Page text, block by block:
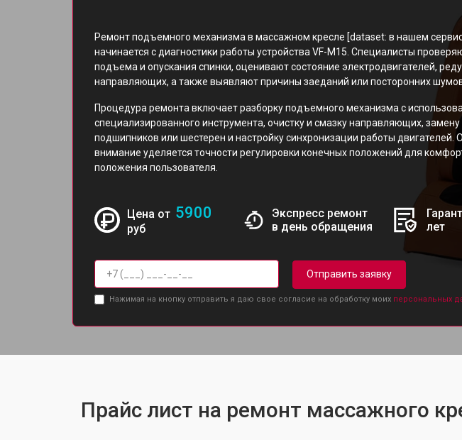
Ремонт подъемного механизма в массажном кресле [dataset: в нашем
начинается с диагностики работы устройства VF-M15. Специалисты
подъема и опускания спинки, оценивают состояние электродвигателей,
направляющих, а также выявляют причины заеданий или посторонних
Процедура ремонта включает разборку подъемного механизма с
специализированного инструмента, очистку и смазку направляющих,
подшипников или шестерен и настройку синхронизации работы двигателей.
внимание уделяется точности регулировки конечных положений для
положения пользователя.
Цена от 5900
руб
Экспресс ремонт
в день обращения
лет
Отправить заявку
Нажимая на кнопку отправить я даю свое согласие на обработку моих персональных
Прайс лист на ремонт массажного